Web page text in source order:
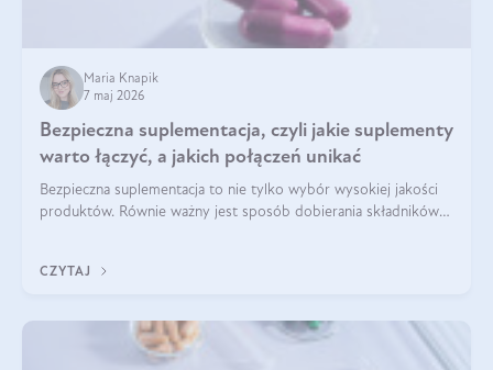
Maria Knapik
7 maj 2026
Bezpieczna suplementacja, czyli jakie suplementy
warto łączyć, a jakich połączeń unikać
Bezpieczna suplementacja to nie tylko wybór wysokiej jakości
produktów. Równie ważny jest sposób dobierania składników
CZYTAJ